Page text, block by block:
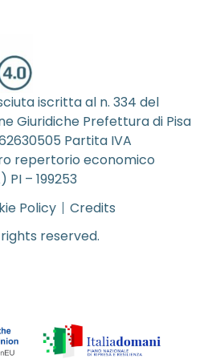
iscritta al n. 334 del
Giuridiche Prefettura di Pisa
Partita IVA
repertorio economico
– 199253
Policy
Credits
reserved.